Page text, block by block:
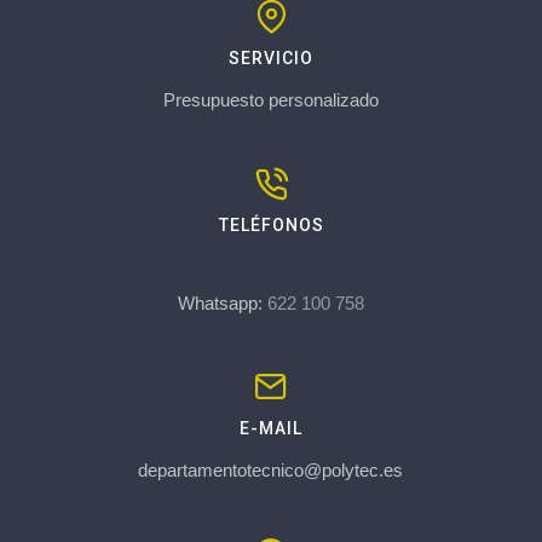
SERVICIO
Presupuesto personalizado
TELÉFONOS
Whatsapp: 622 100 758
E-MAIL
departamentotecnico@polytec.es